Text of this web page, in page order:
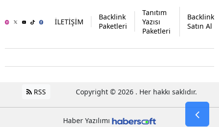
İLETİŞİM
Backlink
Paketleri
Tanıtım
Yazısı
Paketleri
Backlink
Satın Al
RSS Copyright © 2026 . Her hakkı saklıdır.
Haber Yazılımı